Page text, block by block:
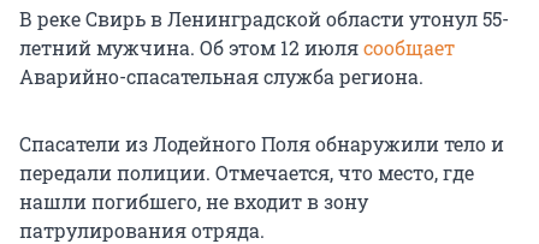
В реке Свирь в Ленинградской области утонул 55-
летний мужчина. Об этом 12 июлясообщает
Аварийно-спасательная служба региона.
Спасатели из Лодейного Поля обнаружили тело и
передали полиции. Отмечается, что место, где
нашли погибшего, не входит в зону
патрулирования отряда.